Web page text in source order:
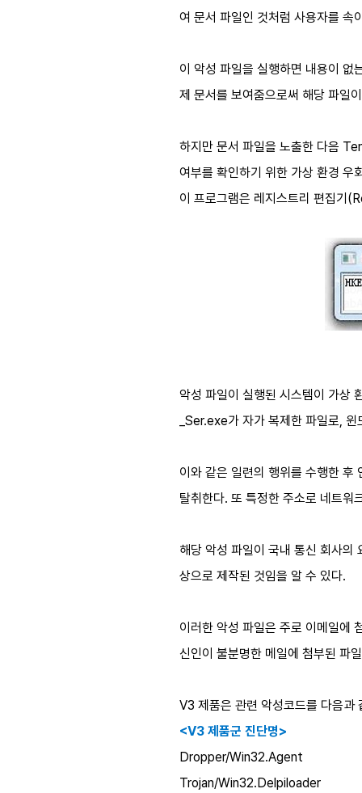
여 문서 파일인 것처럼 사용자를
이 악성 파일을 실행하면 내용이
제 문서를 보여줌으로써 해당 파일
하지만 문서 파일을 노출한 다음
여부를 확인하기 위한 가상 환경
이 프로그램은 레지스트리 편집기
악성 파일이 실행된 시스템이 가상
_Ser.exe가 자가 복제한 파일로,
이와 같은 일련의 행위를 수행한 후
탈취한다. 또 특정한 주소로 네트워
해당 악성 파일이 국내 통신 회사의
상으로 제작된 것임을 알 수 있다.
이러한 악성 파일은 주로 이메일에
신인이 불분명한 메일에 첨부된 파
V3 제품은 관련 악성코드를 다음
<V3 제품군 진단명>
Dropper/Win32.Agent
Trojan/Win32.Delpiloader